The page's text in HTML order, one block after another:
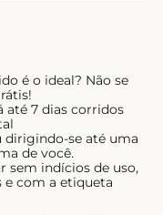
é o ideal? Não se
até 7 dias corridos
dirigindo-se até uma
de você.
sem indícios de uso,
e com a etiqueta